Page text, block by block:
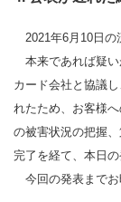
2021年6月10日の
本来であれば疑い
カード会社と協議
れたため、お客様
の被害状況の把握
完了を経て、本日
今回の発表までお